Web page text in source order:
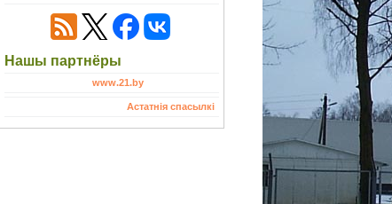
Нашы партнёры
www.21.by
Астатнія спасылкі